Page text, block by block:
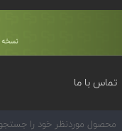
تماس با ما